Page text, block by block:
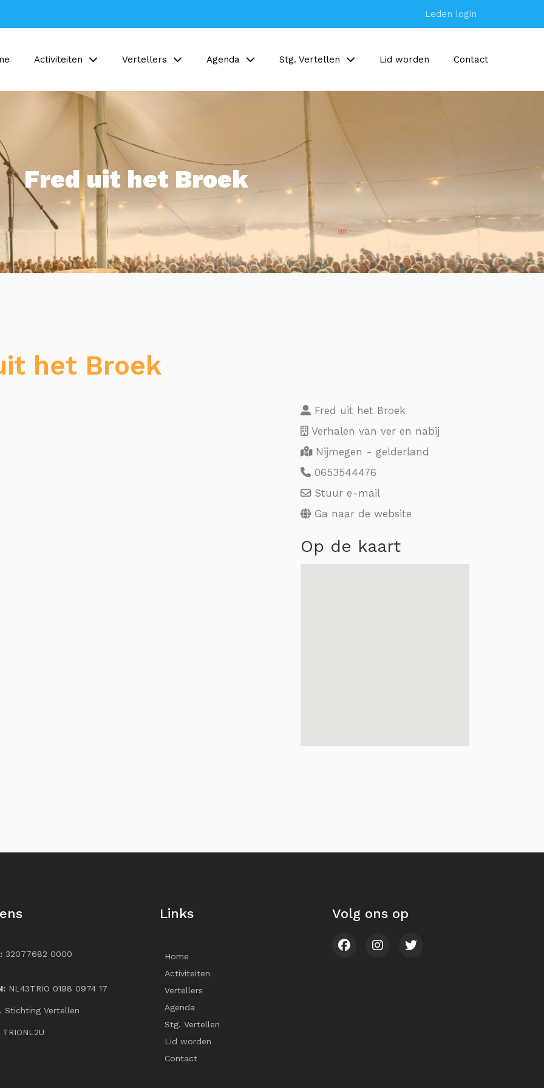
Leden login
Activiteiten Vertellers Agenda Stg. Vertellen Lid worden Contact
Fred uit het Broek
het Broek
Fred uit het Broek
Verhalen van ver en nabij
Nijmegen - gelderland
0653544476
Stuur e-mail
Ga naar de website
Op de kaart
32077682 0000
NL43TRIO 0198 0974 17
Stichting Vertellen
Links
Home
Activiteiten
Vertellers
Agenda
Stg. Vertellen
Lid worden
Contact
Volg ons op